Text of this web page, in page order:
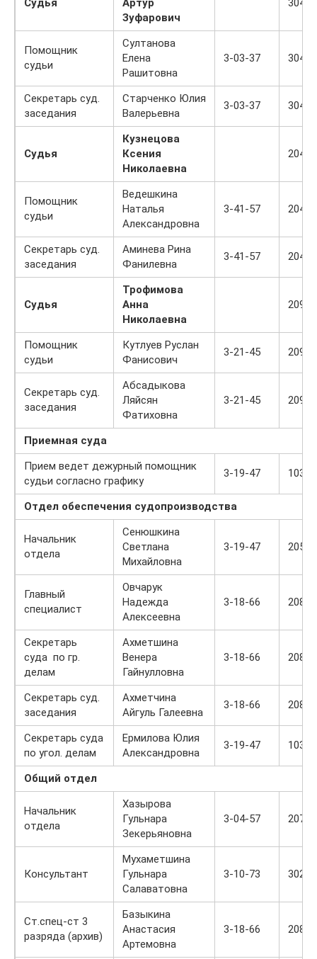
Судья
Артур
Зуфарович
304
Помощник
судьи
Султанова
Елена
Рашитовна
3-03-37 304
Секретарь суд.
заседания
Старченко Юлия
Валерьевна
3-03-37 304
Судья
Кузнецова
Ксения
Николаевна
204
Помощник
судьи
Ведешкина
Наталья
Александровна
3-41-57 204
Секретарь суд.
заседания
Аминева Рина
Фанилевна
3-41-57 204
Судья
Трофимова
Анна
Николаевна
209
Помощник
судьи
Кутлуев Руслан
Фанисович
3-21-45 209
Секретарь суд.
заседания
Абсадыкова
Ляйсян
Фатиховна
3-21-45 209
Приемная суда
Прием ведет дежурный помощник
судьи согласно графику
3-19-47 103
Отдел обеспечения судопроизводства
Начальник
отдела
Сенюшкина
Светлана
Михайловна
3-19-47 205
Главный
специалист
Овчарук
Надежда
Алексеевна
3-18-66 208
Секретарь
суда по гр.
делам
Ахметшина
Венера
Гайнулловна
3-18-66 208
Секретарь суд.
заседания
Ахметчина
Айгуль Галеевна
3-18-66 208
Секретарь суда
по угол. делам
Ермилова Юлия
Александровна
3-19-47 103
Общий отдел
Начальник
отдела
Хазырова
Гульнара
Зекерьяновна
3-04-57 207
Консультант
Мухаметшина
Гульнара
Салаватовна
3-10-73 302
Ст.спец-ст 3
разряда (архив)
Базыкина
Анастасия
Артемовна
3-18-66 208